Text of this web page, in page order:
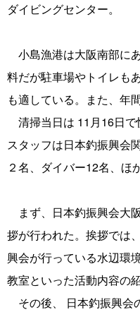
ダイビングセンター。
小島漁港は大阪南部に
料だが駐車場やトイレも
も適している。また、年
清掃当日は 11月16日で
スタッフは日本釣振興会関
２名、ダイバー12名、ほ
まず、日本釣振興会大
拶が行われた。挨拶では
興会が行っている水辺環
教室といった活動内容の
その後、 日本釣振興会